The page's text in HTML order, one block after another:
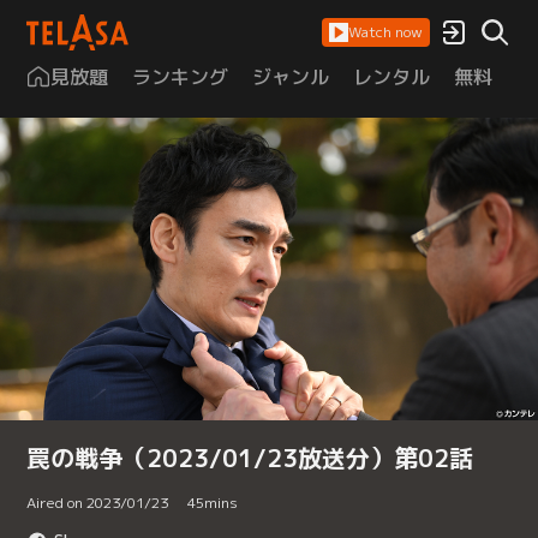
Watch now
見放題 ランキング ジャンル レンタル 無料
罠の戦争（2023/01/23放送分）第02話
Aired on 2023/01/23 45mins